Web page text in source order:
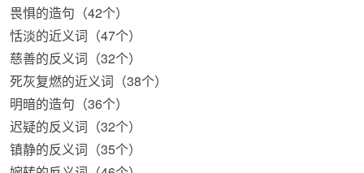
畏惧的造句（42个）
恬淡的近义词（47个）
慈善的反义词（32个）
死灰复燃的近义词（38个）
明暗的造句（36个）
迟疑的反义词（32个）
镇静的反义词（35个）